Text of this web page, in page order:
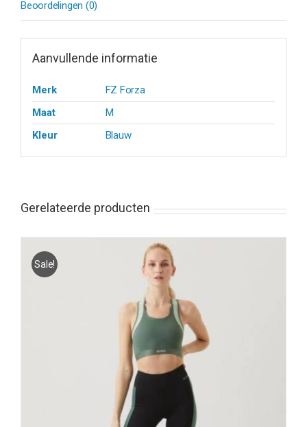
Beoordelingen (0)
Aanvullende informatie
Merk
FZ Forza
Maat
M
Kleur
Blauw
Gerelateerde producten
Sale!